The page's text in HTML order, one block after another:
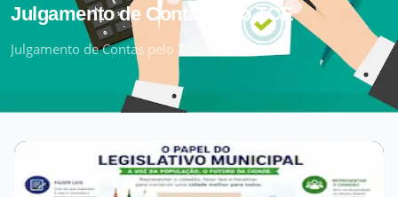
Julgamento de Contas pelo TCE
Julgamento de Contas pelo TCE